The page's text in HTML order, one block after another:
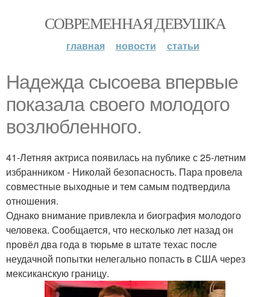
СОВРЕМЕННАЯ ДЕВУШКА
главная новости статьи
Надежда сысоева впервые
показала своего молодого
возлюбленного.
41-Летняя актриса появилась на публике с 25-летним
избранником - Николай безопасность. Пара провела
совместные выходные и тем самым подтвердила
отношения.
Однако внимание привлекла и биография молодого
человека. Сообщается, что несколько лет назад он
провёл два года в тюрьме в штате техас после
неудачной попытки нелегально попасть в США через
мексиканскую границу.